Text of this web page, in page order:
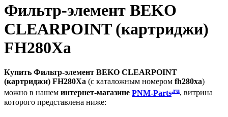
Фильтр-элемент BEKO
CLEARPOINT (картриджи)
FH280Xa
Купить Фильтр-элемент BEKO CLEARPOINT
(картриджи) FH280Xa (с каталожным номером fh280xa)
можно в нашем интернет-магазине PNM-Parts.ru, витрина
которого представлена ниже: